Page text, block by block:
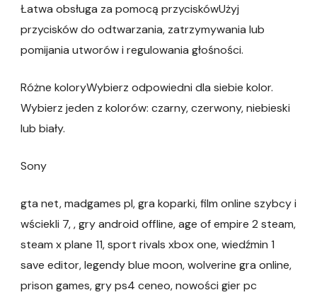
Łatwa obsługa za pomocą przyciskówUżyj
przycisków do odtwarzania, zatrzymywania lub
pomijania utworów i regulowania głośności.
Różne koloryWybierz odpowiedni dla siebie kolor.
Wybierz jeden z kolorów: czarny, czerwony, niebieski
lub biały.
Sony
gta net, madgames pl, gra koparki, film online szybcy i
wściekli 7, , gry android offline, age of empire 2 steam,
steam x plane 11, sport rivals xbox one, wiedźmin 1
save editor, legendy blue moon, wolverine gra online,
prison games, gry ps4 ceneo, nowości gier pc